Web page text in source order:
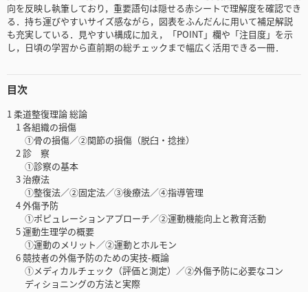
向を反映し執筆しており，重要語句は隠せる赤シートで理解度を確認でき
る．持ち運びやすいサイズ感ながら，図表をふんだんに用いて補足解説
も充実している．見やすい構成に加え，「POINT」欄や「注目度」を示
し，日頃の学習から直前期の総チェックまで幅広く活用できる一冊．
目次
1 柔道整復理論 総論
1 各組織の損傷
①骨の損傷／②関節の損傷（脱臼・捻挫）
2 診 察
①診察の基本
3 治療法
①整復法／②固定法／③後療法／④指導管理
4 外傷予防
①ポピュレーションアプローチ／②運動機能向上と教育活動
5 運動生理学の概要
①運動のメリット／②運動とホルモン
6 競技者の外傷予防のための実技-概論
①メディカルチェック（評価と測定）／②外傷予防に必要なコン
ディショニングの方法と実際